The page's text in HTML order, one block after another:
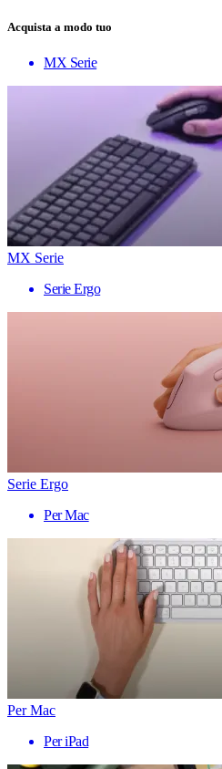
Acquista a modo tuo
MX Serie
MX Serie
Serie Ergo
Serie Ergo
Per Mac
Per Mac
Per iPad